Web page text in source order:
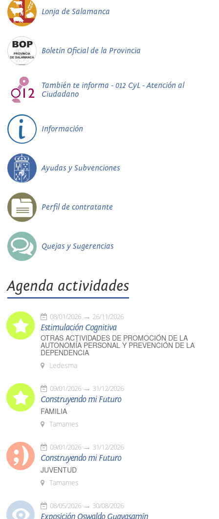
Lonja de Salamanca
Boletín Oficial de la Provincia
También te informa - 012 CyL - Atención al
Ciudadano
Información
Ayudas y Subvenciones
Perfil de contratante
Quejas y Sugerencias
Agenda actividades
08/01/2026 26/11/2026
Estimulación Cognitiva
OTRAS ACTIVIDADES DE PROMOCIÓN DE LA
AUTONOMÍA PERSONAL Y PREVENCIÓN DE LA
DEPENDENCIA
Ledesma
09/01/2026 31/12/2026
Construyendo mi Futuro
FAMILIA
Tamames
09/01/2026 31/12/2026
Construyendo mi Futuro
JUVENTUD
Tamames
08/05/2026 30/08/2026
Exposición Oswaldo Guayasamín